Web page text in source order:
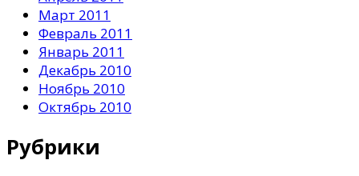
Март 2011
Февраль 2011
Январь 2011
Декабрь 2010
Ноябрь 2010
Октябрь 2010
Рубрики